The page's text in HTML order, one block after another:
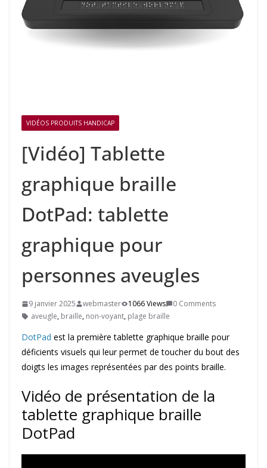
VIDÉOS PRODUITS HANDICAP
[Vidéo] Tablette
graphique braille
DotPad: tablette
graphique pour
personnes aveugles
9 janvier 2025 webmaster 1066 Views
0 Comments
aveugle, braille, non-voyant, plage braille
DotPad est la première tablette graphique braille pour
déficients visuels qui leur permet de toucher du bout des
doigts les images représentées par des points braille.
Vidéo de présentation de la
tablette graphique braille
DotPad